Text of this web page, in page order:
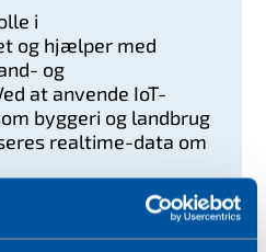
i
og hjælper med
og
at anvende IoT-
byggeri og landbrug
realtime-data om
IoT forbrugsmønstre
reducerer spild.